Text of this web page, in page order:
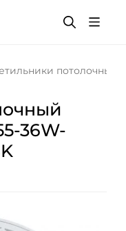
потолочные
36W-